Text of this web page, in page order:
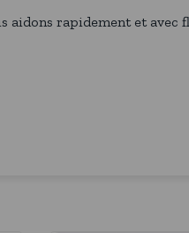
aidons rapidement et avec